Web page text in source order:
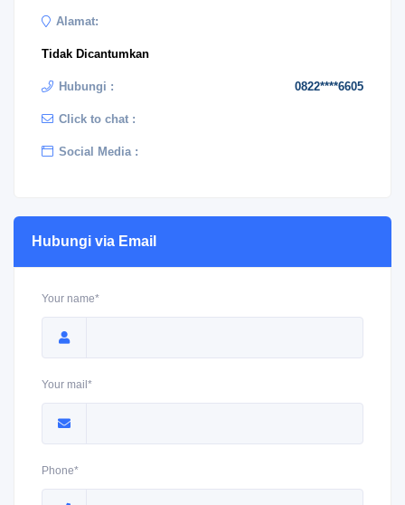
Alamat:
Tidak Dicantumkan
Hubungi : 0822****6605
Click to chat :
Social Media :
Hubungi via Email
Your name*
Your mail*
Phone*